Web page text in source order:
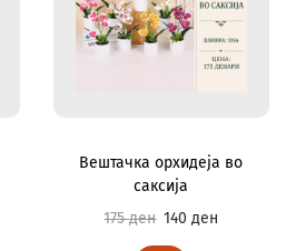
Вештачка орхидеја во
саксија
175ден 140ден